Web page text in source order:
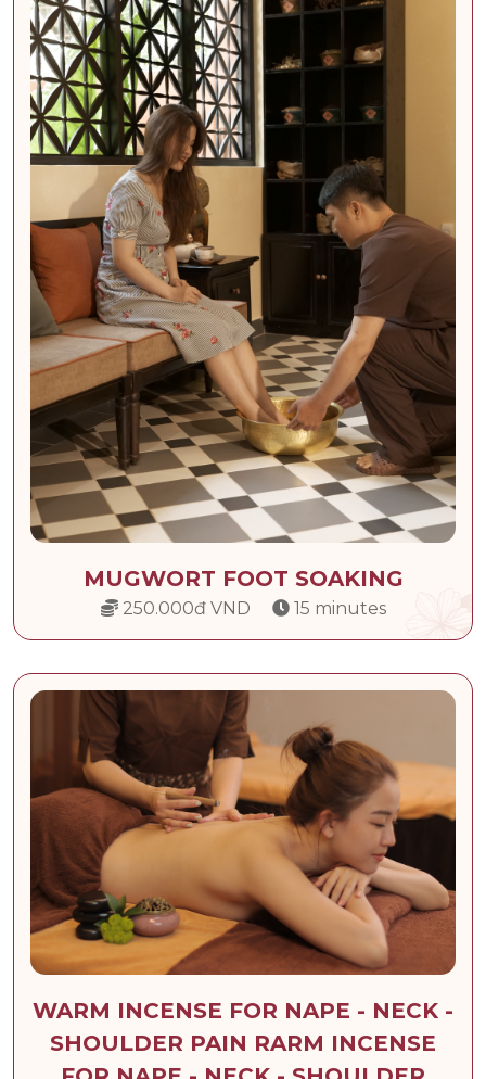
MUGWORT FOOT SOAKING
250.000đ VND 15 minutes
WARM INCENSE FOR NAPE - NECK -
SHOULDER PAIN RARM INCENSE